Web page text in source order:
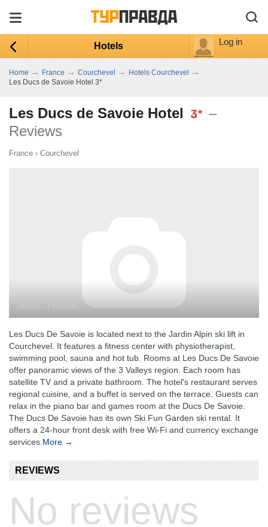
Hotels Log in
Home → France → Courchevel → Hotels Courchevel →
Les Ducs de Savoie Hotel 3*
Les Ducs de Savoie Hotel
–
Reviews
France › Courchevel
Les Ducs De Savoie is located next to the Jardin Alpin ski lift in
Courchevel. It features a fitness center with physiotherapist,
swimming pool, sauna and hot tub. Rooms at Les Ducs De Savoie
offer panoramic views of the 3 Valleys region. Each room has
satellite TV and a private bathroom. The hotel's restaurant serves
regional cuisine, and a buffet is served on the terrace. Guests can
relax in the piano bar and games room at the Ducs De Savoie.
The Ducs De Savoie has its own Ski Fun Garden ski rental. It
offers a 24-hour front desk with free Wi-Fi and currency exchange
services. More →
REVIEWS
No reviews